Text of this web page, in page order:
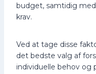
budget, samtidig
krav.
Ved at tage disse
det bedste valg af
individuelle behov og